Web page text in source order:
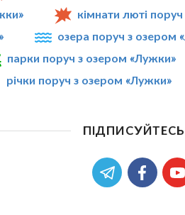
кімнати люті
озера поруч з озером
парки поруч з озером «Лужки»
річки поруч з озером «Лужки»